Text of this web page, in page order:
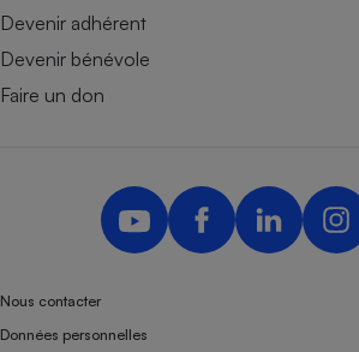
Devenir adhérent
Devenir bénévole
Faire un don
Nous contacter
Données personnelles